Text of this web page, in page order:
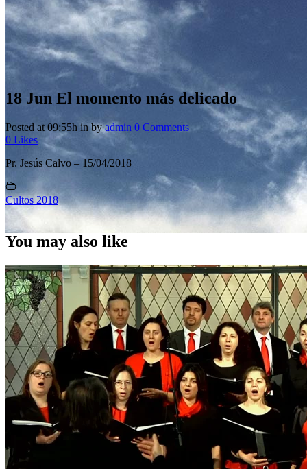
El momento más delicado
18 Jun El momento más delicado
Posted at 09:55h in byadmin 0 Comments
0 Likes
Pr. Jesús Calvo – 15/04/2018
Cultos 2018
You may also like